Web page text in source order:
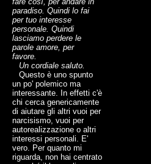
paradiso. Quindi lo fai
per tuo interesse
personale. Quindi
lasciamo perdere le
parole amore, per
favore.
Un cordiale saluto.
Questo è uno spunto
un po' polemico ma
interessante. In effetti c'è
chi cerca genericamente
di aiutare gli altri vuoi per
narcisismo, vuoi per
autorealizzazione o altri
interessi personali. E'
vero. Per quanto mi
riguarda, non hai centrato